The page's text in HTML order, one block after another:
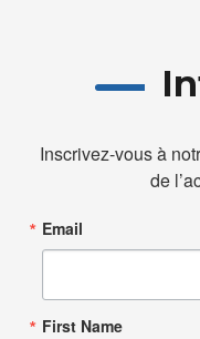
Inscrivez-vous à
de
Email
First Name